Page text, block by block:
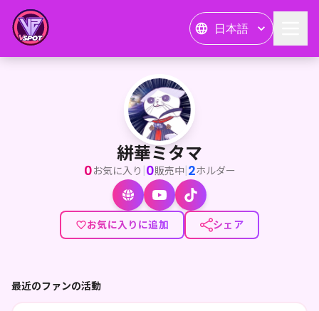
日本語
絣華ミタマ
<p>あなたの好きが一つでも増えると良いな✨</p><p>V初
絣華ミタマ
0お気に入り |0販売中|2ホルダー
お気に入りに追加 シェア
最近のファンの活動